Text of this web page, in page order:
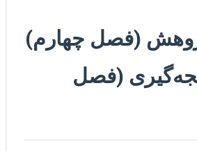
(فصل چهارم)
(فصل